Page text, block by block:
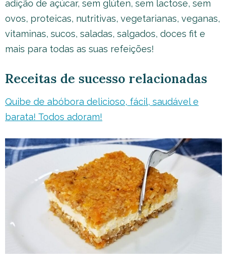
adição de açúcar, sem glúten, sem lactose, sem
ovos, proteicas, nutritivas, vegetarianas, veganas,
vitaminas, sucos, saladas, salgados, doces fit e
mais para todas as suas refeições!
Receitas de sucesso relacionadas
Quibe de abóbora delicioso, fácil, saudável e
barata! Todos adoram!